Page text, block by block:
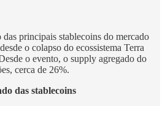
principais stablecoins do mercado
o colapso do ecossistema Terra
o evento, o supply agregado do
cerca de 26%.
das stablecoins